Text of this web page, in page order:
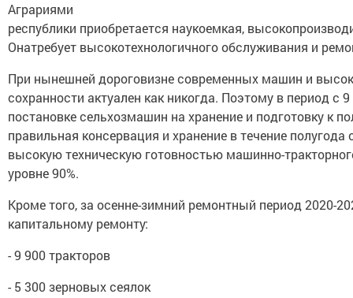
Аграриями
республики приобретается наукоемкая,
Онатребует высокотехнологичного обслуживания и
При нынешней дороговизне современных машин и
сохранности актуален как никогда. Поэтому в период с
постановке сельхозмашин на хранение и подготовку к
правильная консервация и хранение в течение
высокую техническую готовностью машинно-
уровне 90%.
Кроме того, за осенне-зимний ремонтный период 2020-
капитальному ремонту:
- 9 900 тракторов
- 5 300 зерновых сеялок